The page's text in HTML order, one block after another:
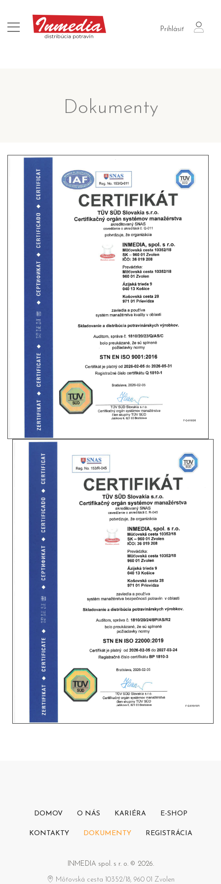
Prihlásiť
login
Dokumenty
DOMOV O NÁS KARIÉRA E-SHOP
KONTAKTY DOKUMENTY REGISTRÁCIA
INMEDIA spol. s r. o. © 2026.
Môťovská cesta 10352/18, 960 01 Zvolen